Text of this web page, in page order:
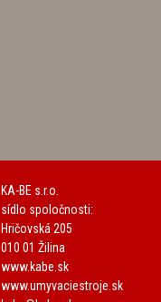
KA-BE s.r.o.
sídlo spoločnosti:
Hričovská 205
010 01 Žilina
www.kabe.sk
www.umyvaciestroje.sk